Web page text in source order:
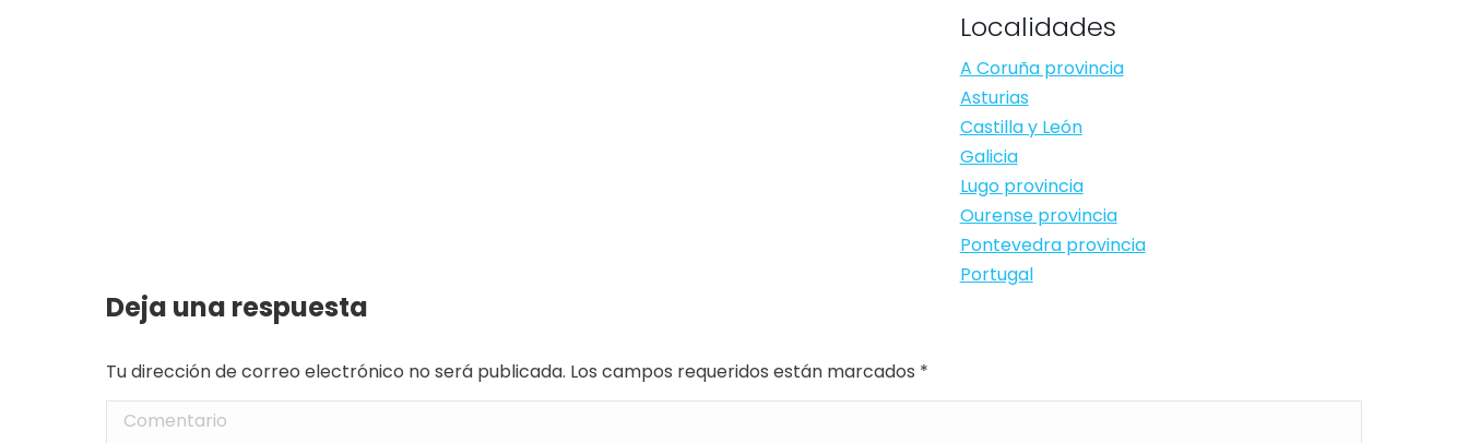
Localidades
A Coruña provincia
Asturias
Castilla y León
Galicia
Lugo provincia
Ourense provincia
Pontevedra provincia
Portugal
Deja una respuesta
Tu dirección de correo electrónico no será publicada. Los campos requeridos están marcados *
Comentario